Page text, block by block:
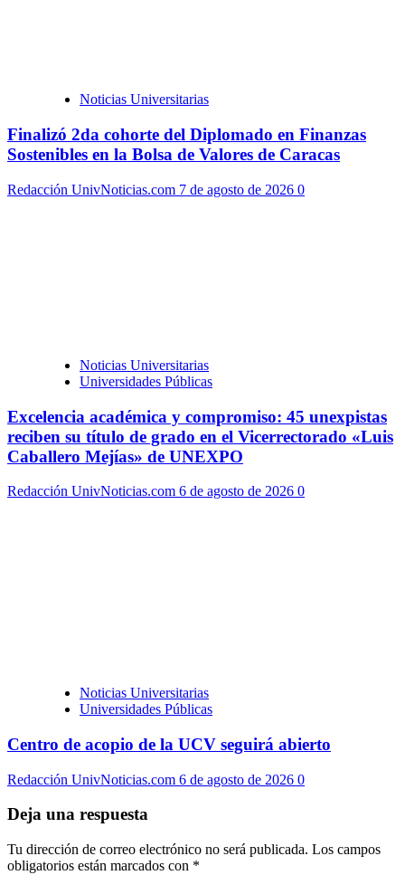
Noticias Universitarias
Finalizó 2da cohorte del Diplomado en Finanzas
Sostenibles en la Bolsa de Valores de Caracas
Redacción UnivNoticias.com 7 de agosto de 2026 0
Noticias Universitarias
Universidades Públicas
Excelencia académica y compromiso: 45 unexpistas
reciben su título de grado en el Vicerrectorado «Luis
Caballero Mejías» de UNEXPO
Redacción UnivNoticias.com 6 de agosto de 2026 0
Noticias Universitarias
Universidades Públicas
Centro de acopio de la UCV seguirá abierto
Redacción UnivNoticias.com 6 de agosto de 2026 0
Deja una respuesta
Tu dirección de correo electrónico no será publicada. Los campos
obligatorios están marcados con *